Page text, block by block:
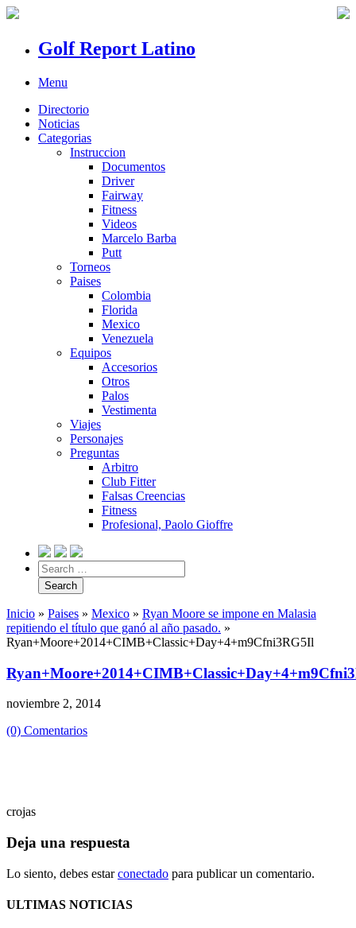
Golf Report Latino
Menu
Directorio
Noticias
Categorias
Instruccion
Documentos
Driver
Fairway
Fitness
Videos
Marcelo Barba
Putt
Torneos
Paises
Colombia
Florida
Mexico
Venezuela
Equipos
Accesorios
Otros
Palos
Vestimenta
Viajes
Personajes
Preguntas
Arbitro
Club Fitter
Falsas Creencias
Fitness
Profesional, Paolo Gioffre
Inicio » Paises » Mexico » Ryan Moore se impone en Malasia
repitiendo el título que ganó al año pasado. »
Ryan+Moore+2014+CIMB+Classic+Day+4+m9Cfni3RG5Il
noviembre 2, 2014
(0) Comentarios
crojas
Deja una respuesta
Lo siento, debes estarconectado para publicar un comentario.
ULTIMAS NOTICIAS